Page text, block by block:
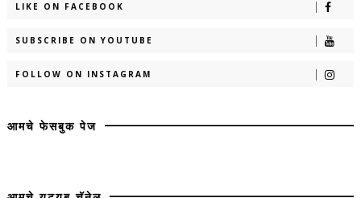
LIKE ON FACEBOOK
SUBSCRIBE ON YOUTUBE
FOLLOW ON INSTAGRAM
आमचे फेसबुक पेज